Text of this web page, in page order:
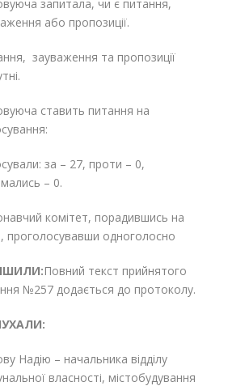
запитала, чи є питання,
або пропозиції.
зауваження та пропозиції
ставить питання на
за – 27, проти – 0,
– 0.
комітет, порадившись на
проголосувавши одноголосно
Повний текст прийнятого
№257 додається до протоколу.
Надію – начальника відділу
власності, містобудування